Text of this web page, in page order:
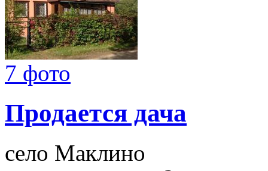
7 фото
Продается дача
село Маклино